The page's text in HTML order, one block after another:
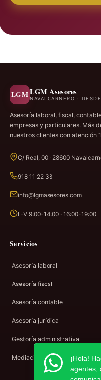
LGMLGM Asesores
NAVALCARNERO ·
Asesoría laboral, fiscal,
empresas y particulares. Más
nuestros clientes con atención
C/ Real, 00 · 28600
918 11 22 33
info@lgmasesores.com
L-V 9:00-14:00 · 16:00-19:00
Servicios
Asesoría laboral
Asesoría fiscal
Asesoría contable
Asesoría jurídica
Gestoría administrativa
Mediación
¡Hola!
agentes,